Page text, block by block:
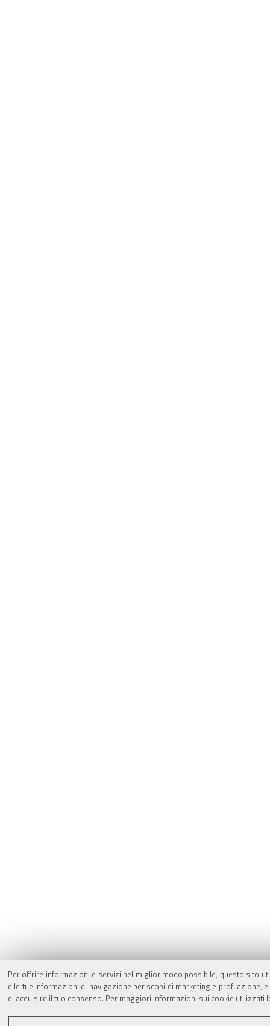
Per offrire informazioni e servizi nel miglior modo possibile, questo sito
e le tue informazioni di navigazione per scopi di marketing e
di acquisire il tuo consenso. Per maggiori informazioni sui cookie utilizzati